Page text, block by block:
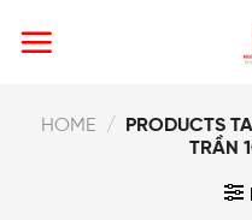
HOME /
PRODUCTS
TRẦN